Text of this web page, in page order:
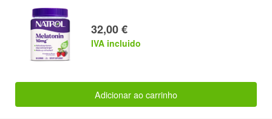
32,00 €
IVA incluido
Adicionar ao carrinho